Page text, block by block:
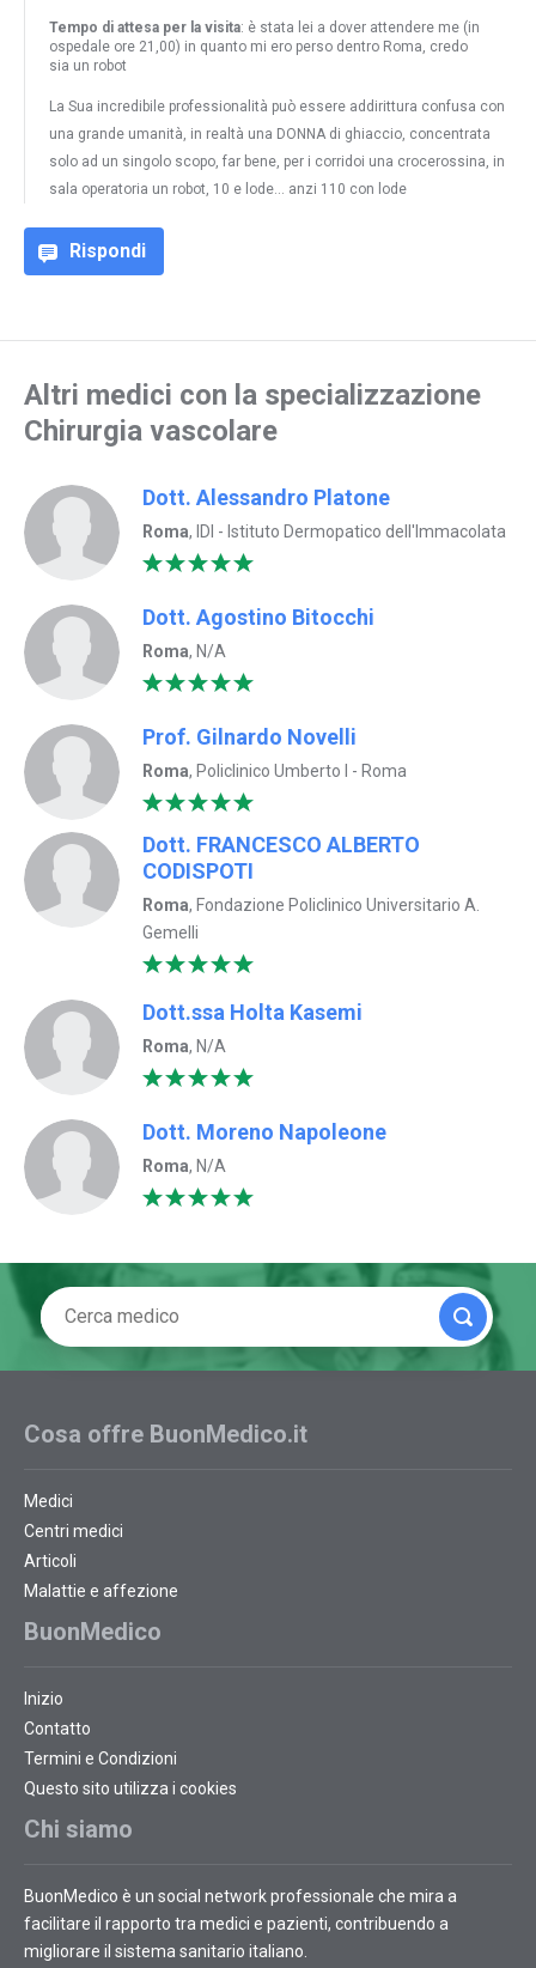
Tempo di attesa per la visita: è stata lei a dover attendere me (in
ospedale ore 21,00) in quanto mi ero perso dentro Roma, credo
sia un robot
La Sua incredibile professionalità può essere addirittura confusa con
una grande umanità, in realtà una DONNA di ghiaccio, concentrata
solo ad un singolo scopo, far bene, per i corridoi una crocerossina, in
sala operatoria un robot, 10 e lode... anzi 110 con lode
Rispondi
Altri medici con la specializzazione
Chirurgia vascolare
Dott. Alessandro Platone
Roma, IDI - Istituto Dermopatico dell'Immacolata
Dott. Agostino Bitocchi
Roma, N/A
Prof. Gilnardo Novelli
Roma, Policlinico Umberto I - Roma
Dott. FRANCESCO ALBERTO
CODISPOTI
Roma, Fondazione Policlinico Universitario A.
Gemelli
Dott.ssa Holta Kasemi
Roma, N/A
Dott. Moreno Napoleone
Roma, N/A
Cosa offre BuonMedico.it
Medici
Centri medici
Articoli
Malattie e affezione
BuonMedico
Inizio
Contatto
Termini e Condizioni
Questo sito utilizza i cookies
Chi siamo
BuonMedico è un social network professionale che mira a
facilitare il rapporto tra medici e pazienti, contribuendo a
migliorare il sistema sanitario italiano.